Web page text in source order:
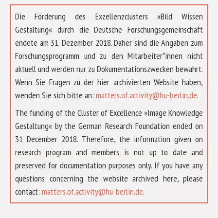
Die Förderung des Exzellenzclusters »Bild Wissen
Gestaltung« durch die Deutsche Forschungsgemeinschaft
endete am 31. Dezember 2018. Daher sind die Angaben zum
Forschungsprogramm und zu den Mitarbeiter*innen nicht
aktuell und werden nur zu Dokumentationszwecken bewahrt.
Wenn Sie Fragen zu der hier archivierten Website haben,
wenden Sie sich bitte an: matters.of.activity@hu-berlin.de.
The funding of the Cluster of Excellence »Image Knowledge
Gestaltung« by the German Research Foundation ended on
31 December 2018. Therefore, the information given on
research program and members is not up to date and
preserved for documentation purposes only. If you have any
questions concerning the website archived here, please
contact: matters.of.activity@hu-berlin.de.
ABOUT US